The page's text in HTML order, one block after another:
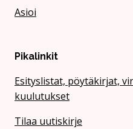
Asioi
Pikalinkit
Esityslistat, pöytäkirjat,
kuulutukset
Tilaa uutiskirje